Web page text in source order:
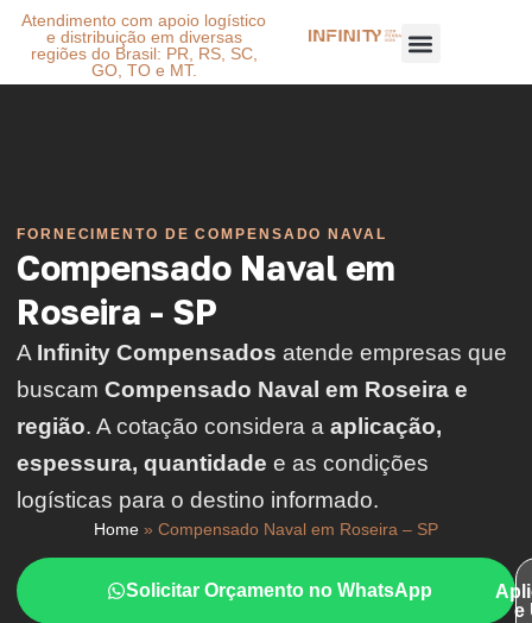
Atendimento com apoio logístico
e distribuição em diversas
regiões do Brasil: PR, RS, SC,
GO, TO e MT.
FORNECIMENTO DE COMPENSADO NAVAL
Compensado Naval em
Roseira - SP
A Infinity Compensados atende empresas que
buscam Compensado Naval em Roseira e
região. A cotação considera a aplicação,
espessura, quantidade e as condições
logísticas para o destino informado.
Home » Compensado Naval em Roseira – SP
Solicitar Orçamento no WhatsApp
e